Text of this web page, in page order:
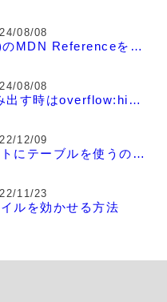
08/08
VisualStudioCode(VSCode)のMDN Referenceを非表示にする方法
08/08
border-radiusで子要素がはみ出す時はoverflow:hidden;
12/09
もうホームページのレイアウトにテーブルを使うのは止めだ！最新のレイアウトの組み方！
11/23
ルを効かせる方法